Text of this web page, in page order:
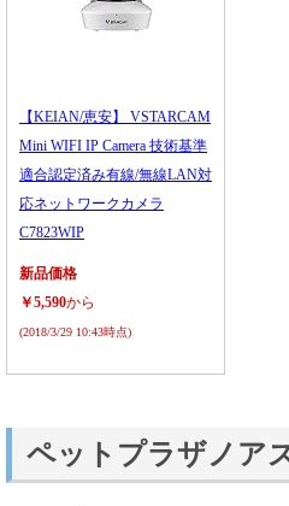
【KEIAN/恵安】 VSTARCAM
Mini WIFI IP Camera 技術基準
適合認定済み有線/無線LAN対
応ネットワークカメラ
C7823WIP
新品価格
￥5,590から
(2018/3/29 10:43時点)
ペットプラザノア